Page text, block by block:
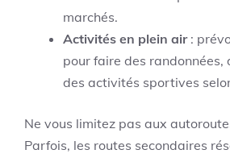
marchés.
Activités en plein air:
pour faire des randonnées,
des activités sportives
Ne vous limitez pas aux
Parfois, les routes secondaires